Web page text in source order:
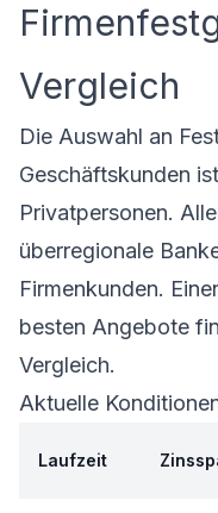
Vergleich
Die Auswahl an
Geschäftskunden
Privatpersonen.
überregionale
Firmenkunden.
besten Angebote
Vergleich.
Aktuelle
Laufzeit